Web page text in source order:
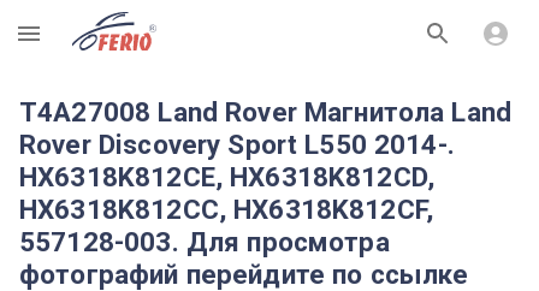
R
T4A27008 Land Rover Магнитола Land
Rover Discovery Sport L550 2014-.
HX6318K812CE, HX6318K812CD,
HX6318K812CC, HX6318K812CF,
557128-003. Для просмотра
фотографий перейдите по ссылке